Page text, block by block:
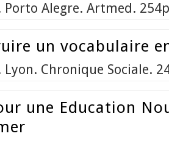
Porto Alegre. Artmed.
un vocabulaire
Lyon. Chronique Sociale.
une Education